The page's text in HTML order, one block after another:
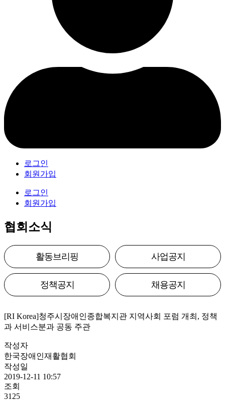
로그인
회원가입
로그인
회원가입
협회소식
활동브리핑 사업공지
정책공지 채용공지
[RI Korea]청주시장애인종합복지관 지역사회 포럼 개최, 정책
과 서비스분과 공동 주관
작성자
한국장애인재활협회
작성일
2019-12-11 10:57
조회
3125